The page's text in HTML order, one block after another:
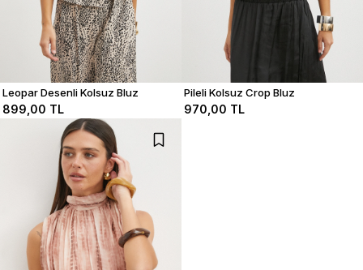
Leopar Desenli Kolsuz Bluz
899,00 TL
Pileli Kolsuz Crop Bluz
970,00 TL